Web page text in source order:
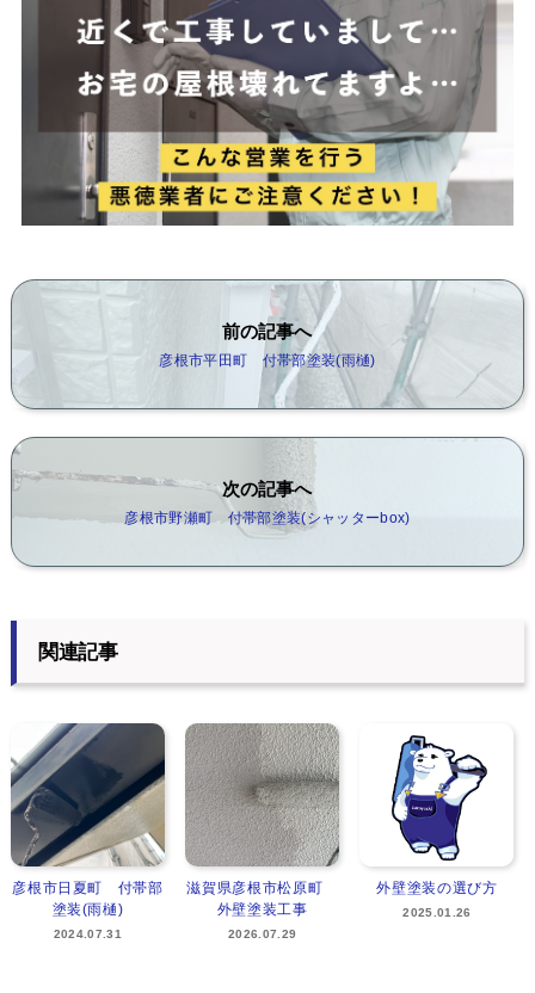
前の記事へ
彦根市平田町 付帯部塗装(雨樋)
次の記事へ
彦根市野瀬町 付帯部塗装(シャッターbox)
関連記事
彦根市日夏町 付帯部
塗装(雨樋)
2024.07.31
滋賀県彦根市松原町
外壁塗装工事
2026.07.29
外壁塗装の選び方
2025.01.26